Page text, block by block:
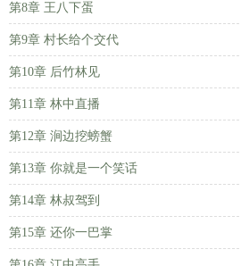
第8章 王八下蛋
第9章 村长给个交代
第10章 后竹林见
第11章 林中直播
第12章 涧边挖螃蟹
第13章 你就是一个笑话
第14章 林叔驾到
第15章 还你一巴掌